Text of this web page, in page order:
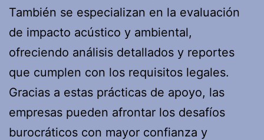
También se especializan en la evaluación
de impacto acústico y ambiental,
ofreciendo análisis detallados y reportes
que cumplen con los requisitos legales.
Gracias a estas prácticas de apoyo, las
empresas pueden afrontar los desafíos
burocráticos con mayor confianza y